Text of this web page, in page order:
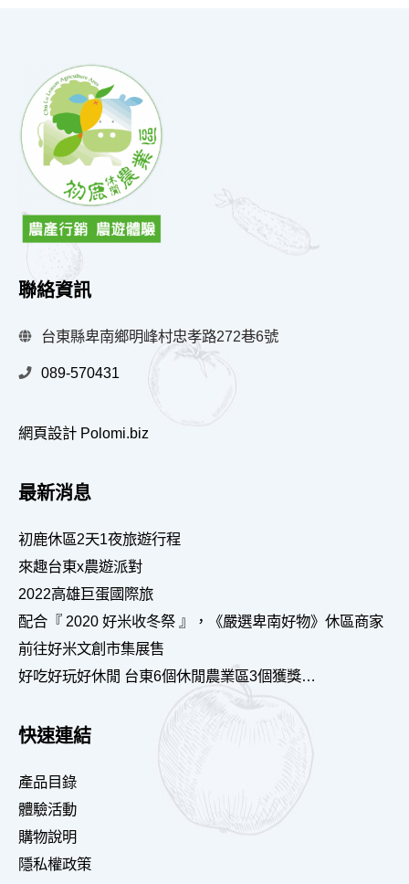
聯絡資訊
台東縣卑南鄉明峰村忠孝路272巷6號
089-570431
網頁設計 Polomi.biz
最新消息
初鹿休區2天1夜旅遊行程
來趣台東x農遊派對
2022高雄巨蛋國際旅
配合『 2020 好米收冬祭 』，《嚴選卑南好物》休區商家
前往好米文創市集展售
好吃好玩好休閒 台東6個休閒農業區3個獲獎…
快速連結
產品目錄
體驗活動
購物說明
隱私權政策